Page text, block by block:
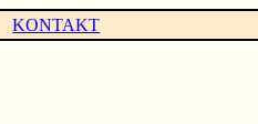
KONTAKT